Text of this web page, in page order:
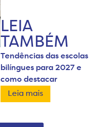
LEIA
TAMBÉM
Tendências das escolas
bilíngues para 2027 e
como destacar
Leia mais